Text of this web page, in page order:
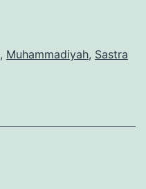
, Muhammadiyah, Sastra